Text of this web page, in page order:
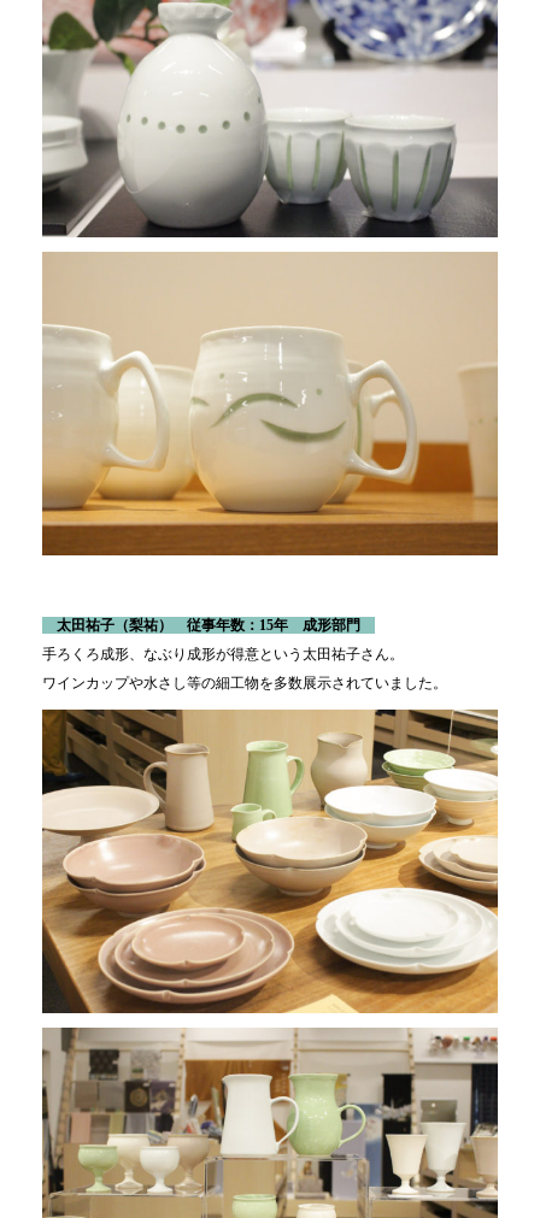
太田祐子 （梨祐） 従事年数：15年 成形部門
手ろくろ成形、なぶり成形が得意という太田祐子さん。
ワインカップや水さし等の細工物を多数展示されていました。